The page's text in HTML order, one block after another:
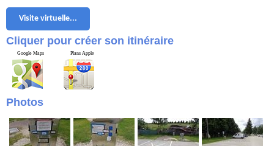
Visite virtuelle...
Cliquer pour créer son itinéraire
Google Maps Plans Apple
Photos